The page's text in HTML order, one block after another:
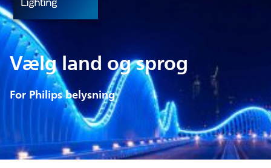
Vælg land og sprog
For Philips belysning